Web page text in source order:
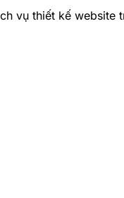
vụ thiết kế website